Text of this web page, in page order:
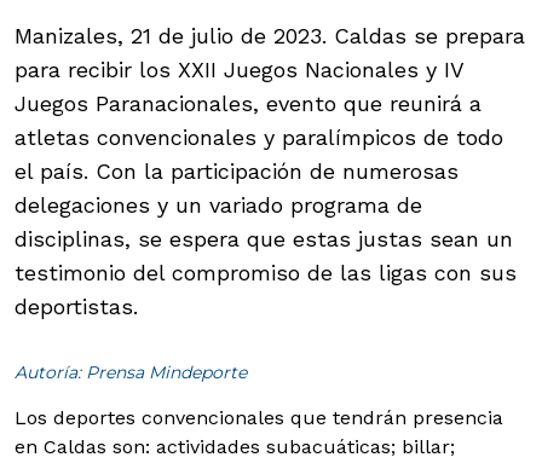
Manizales, 21 de julio de 2023. Caldas se prepara
para recibir los XXII Juegos Nacionales y IV
Juegos Paranacionales, evento que reunirá a
atletas convencionales y paralímpicos de todo
el país. Con la participación de numerosas
delegaciones y un variado programa de
disciplinas, se espera que estas justas sean un
testimonio del compromiso de las ligas con sus
deportistas.
Autoría: Prensa Mindeporte
Los deportes convencionales que tendrán presencia
en Caldas son: actividades subacuáticas; billar;